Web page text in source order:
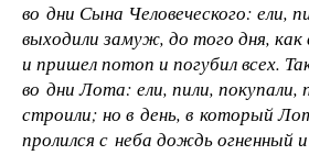
во дни Сына Человеческого: ели,
выходили замуж, до того дня, как
и пришел потоп и погубил всех.
во дни Лота: ели, пили, покупали,
строили; но в день, в который
пролился с неба дождь огненный